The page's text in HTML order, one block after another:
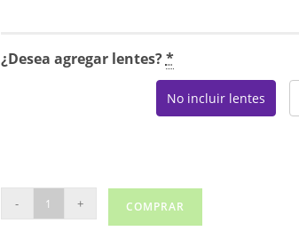
¿Desea agregar lentes?*
No incluir lentes
1247
- + COMPRAR